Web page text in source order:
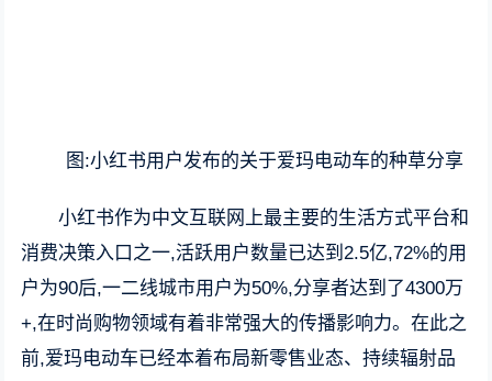
图:小红书用户发布的关于爱玛电动车的种草分享
小红书作为中文互联网上最主要的生活方式平台和
消费决策入口之一,活跃用户数量已达到2.5亿,72%的用
户为90后,一二线城市用户为50%,分享者达到了4300万
+,在时尚购物领域有着非常强大的传播影响力。在此之
前,爱玛电动车已经本着布局新零售业态、持续辐射品